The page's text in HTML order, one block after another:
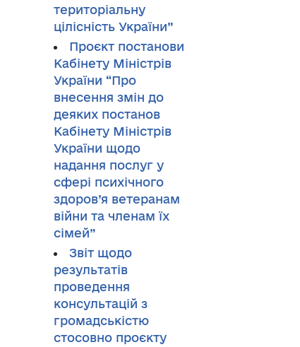
територіальну
цілісність України”
Проєкт постанови
Кабінету Міністрів
України “Про
внесення змін до
деяких постанов
Кабінету Міністрів
України щодо
надання послуг у
сфері психічного
здоров’я ветеранам
війни та членам їх
сімей”
Звіт щодо
результатів
проведення
консультацій з
громадськістю
стосовно проєкту